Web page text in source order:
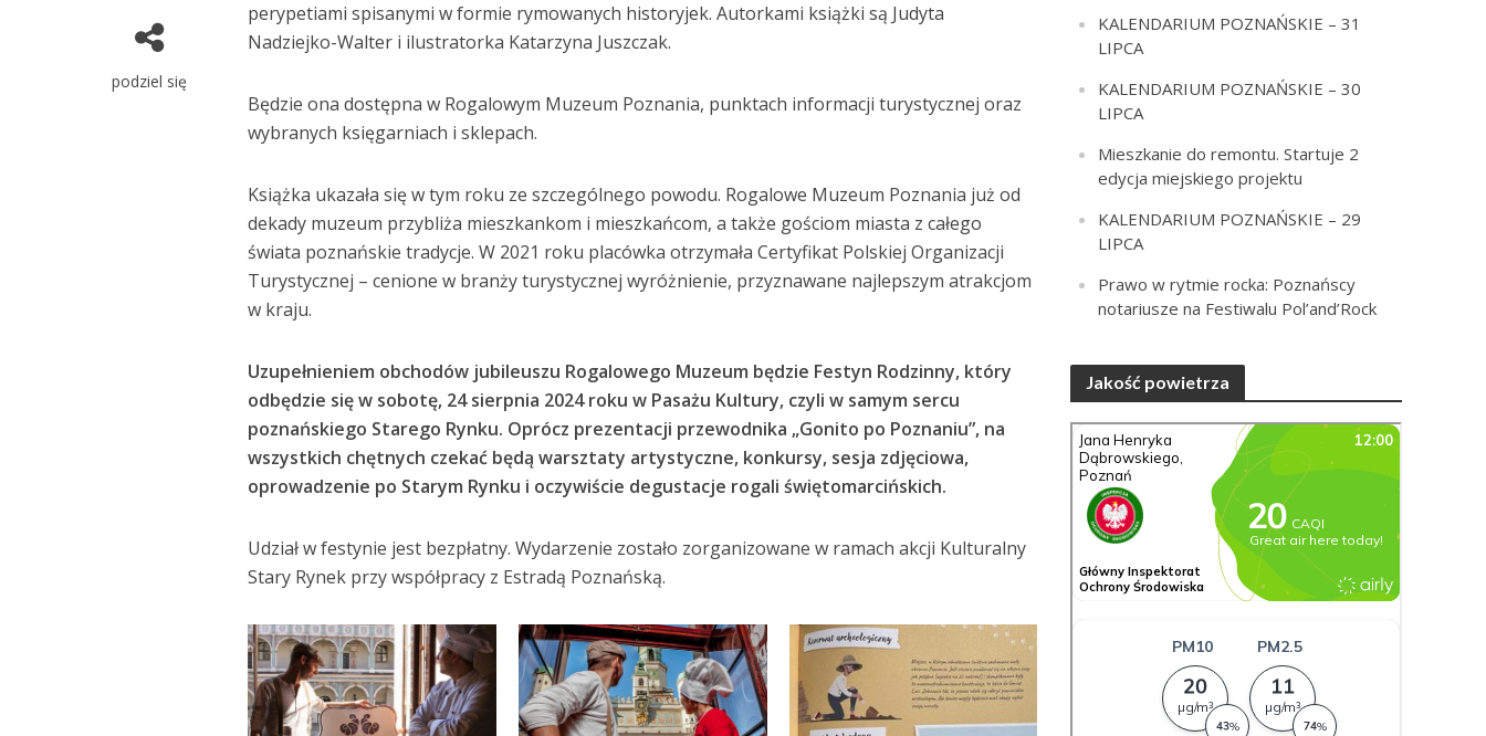
podziel się
perypetiami spisanymi w formie rymowanych historyjek. Autorkami książki są Judyta
Nadziejko-Walter i ilustratorka Katarzyna Juszczak.
Będzie ona dostępna w Rogalowym Muzeum Poznania, punktach informacji turystycznej oraz
wybranych księgarniach i sklepach.
Książka ukazała się w tym roku ze szczególnego powodu. Rogalowe Muzeum Poznania już od
dekady muzeum przybliża mieszkankom i mieszkańcom, a także gościom miasta z całego
świata poznańskie tradycje. W 2021 roku placówka otrzymała Certyfikat Polskiej Organizacji
Turystycznej – cenione w branży turystycznej wyróżnienie, przyznawane najlepszym atrakcjom
w kraju.
Uzupełnieniem obchodów jubileuszu Rogalowego Muzeum będzie Festyn Rodzinny, który
odbędzie się w sobotę, 24 sierpnia 2024 roku w Pasażu Kultury, czyli w samym sercu
poznańskiego Starego Rynku. Oprócz prezentacji przewodnika „Gonito po Poznaniu”, na
wszystkich chętnych czekać będą warsztaty artystyczne, konkursy, sesja zdjęciowa,
oprowadzenie po Starym Rynku i oczywiście degustacje rogali świętomarcińskich.
Udział w festynie jest bezpłatny. Wydarzenie zostało zorganizowane w ramach akcji Kulturalny
Stary Rynek przy współpracy z Estradą Poznańską.
KALENDARIUM POZNAŃSKIE – 31
LIPCA
KALENDARIUM POZNAŃSKIE – 30
LIPCA
Mieszkanie do remontu. Startuje 2
edycja miejskiego projektu
KALENDARIUM POZNAŃSKIE – 29
LIPCA
Prawo w rytmie rocka: Poznańscy
notariusze na Festiwalu Pol’and’Rock
Jakość powietrza